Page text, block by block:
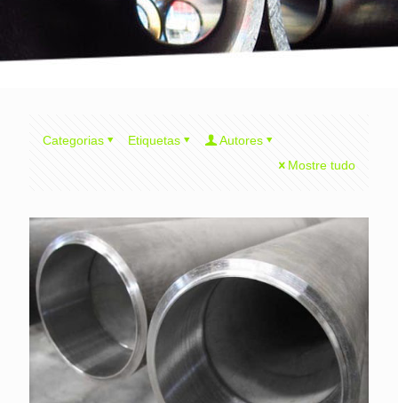
Categorias Etiquetas
Autores
Mostre tudo